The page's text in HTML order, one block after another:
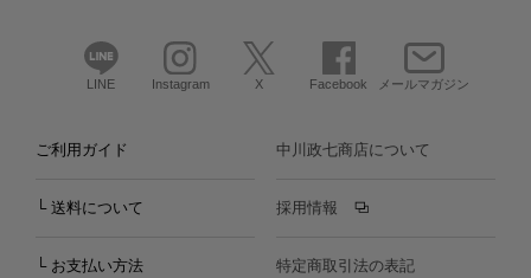
LINE Instagram X Facebook メールマガジン
ご利用ガイド
└ 送料について
└ お支払い方法
中川政七商店について
採用情報
特定商取引法の表記